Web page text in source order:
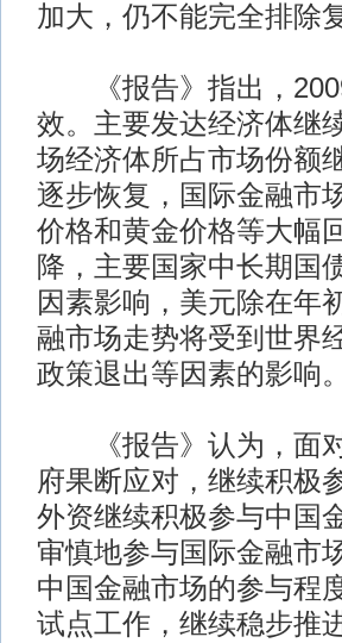
加大，仍不能完全排除
《报告》指出，
效。主要发达经济体继
场经济体所占市场份额
逐步恢复，国际金融市
价格和黄金价格等大幅
降，主要国家中长期国
因素影响，美元除在年
融市场走势将受到世界
政策退出等因素的影响。
《报告》认为，面对
府果断应对，继续积极
外资继续积极参与中国
审慎地参与国际金融市
中国金融市场的参与程
试点工作，继续稳步推